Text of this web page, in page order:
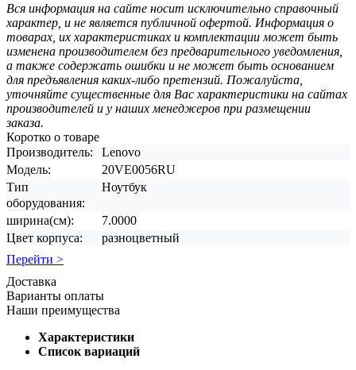
Вся информация на сайте носит исключительно справочный
характер, и не является публичной офертой. Информация о
товарах, их характеристиках и комплектации может быть
изменена производителем без предварительного уведомления,
а также содержать ошибки и не может быть основанием
для предъявления каких-либо претензий. Пожалуйста,
уточняйте существенные для Вас характеристики на сайтах
производителей и у наших менеджеров при размещении
заказа.
Коротко о товаре
Производитель:
Lenovo
Модель:
20VE0056RU
Тип
оборудования:
Ноутбук
ширина(см):
7.0000
Цвет корпуса:
разноцветный
Перейти >
Доставка
Варианты оплаты
Наши преимущества
Характеристики
Список вариаций